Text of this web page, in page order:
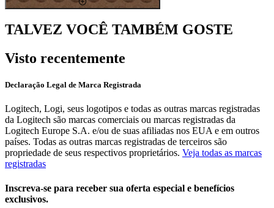
TALVEZ VOCÊ TAMBÉM GOSTE
Visto recentemente
Declaração Legal de Marca Registrada
Logitech, Logi, seus logotipos e todas as outras marcas registradas
da Logitech são marcas comerciais ou marcas registradas da
Logitech Europe S.A. e/ou de suas afiliadas nos EUA e em outros
países. Todas as outras marcas registradas de terceiros são
propriedade de seus respectivos proprietários. Veja todas as marcas
registradas
Inscreva-se para receber sua oferta especial e benefícios
exclusivos.